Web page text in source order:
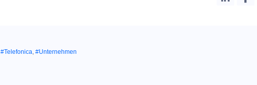
#Telefonica, #Unternehmen